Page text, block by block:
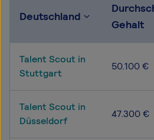
Deutschland
Gehalt
Talent Scout in
Stuttgart
50.100 €
Talent Scout in
Düsseldorf
47.300 €